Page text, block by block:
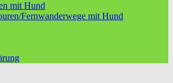
mit Hund
Fernwanderwege mit Hund